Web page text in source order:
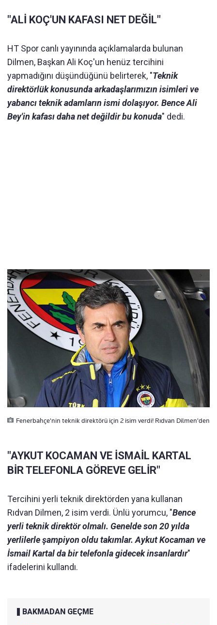
"ALİ KOÇ'UN KAFASI NET DEĞİL"
HT Spor canlı yayınında açıklamalarda bulunan
Dilmen, Başkan Ali Koç'un henüz tercihini
yapmadığını düşündüğünü belirterek, "Teknik
direktörlük konusunda arkadaşlarımızın isimleri ve
yabancı teknik adamların ismi dolaşıyor. Bence Ali
Bey'in kafası daha net değildir bu konuda" dedi.
Fenerbahçe'nin teknik direktörü için 2 isim verdi! Rıdvan Dilmen'den
"AYKUT KOCAMAN VE İSMAİL KARTAL
BİR TELEFONLA GÖREVE GELİR"
Tercihini yerli teknik direktörden yana kullanan
Rıdvan Dilmen, 2 isim verdi. Ünlü yorumcu, "Bence
yerli teknik direktör olmalı. Genelde son 20 yılda
yerlilerle şampiyon oldu takımlar. Aykut Kocaman ve
İsmail Kartal da bir telefonla gidecek insanlardır"
ifadelerini kullandı.
BAKMADAN GEÇME